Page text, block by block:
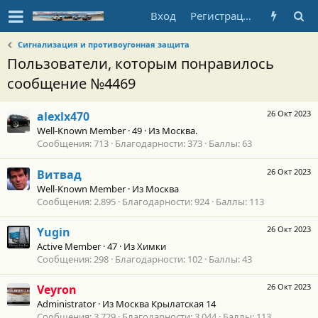
Вход Регистрация
Сигнализация и противоугонная защита
Пользователи, которым понравилось
сообщение №4469
26 Окт 2023
alexlx470
Well-Known Member ·49 · Из Москва.
Сообщения 713 Благодарности 373 Баллы 63
26 Окт 2023
Витвад
Well-Known Member · Из Москва
Сообщения 2.895 Благодарности 924 Баллы 113
26 Окт 2023
Yugin
Active Member ·47 · ИзХимки
Сообщения 298 Благодарности 102 Баллы 43
26 Окт 2023
Veyron
Administrator · Из Москва Крылатская 14